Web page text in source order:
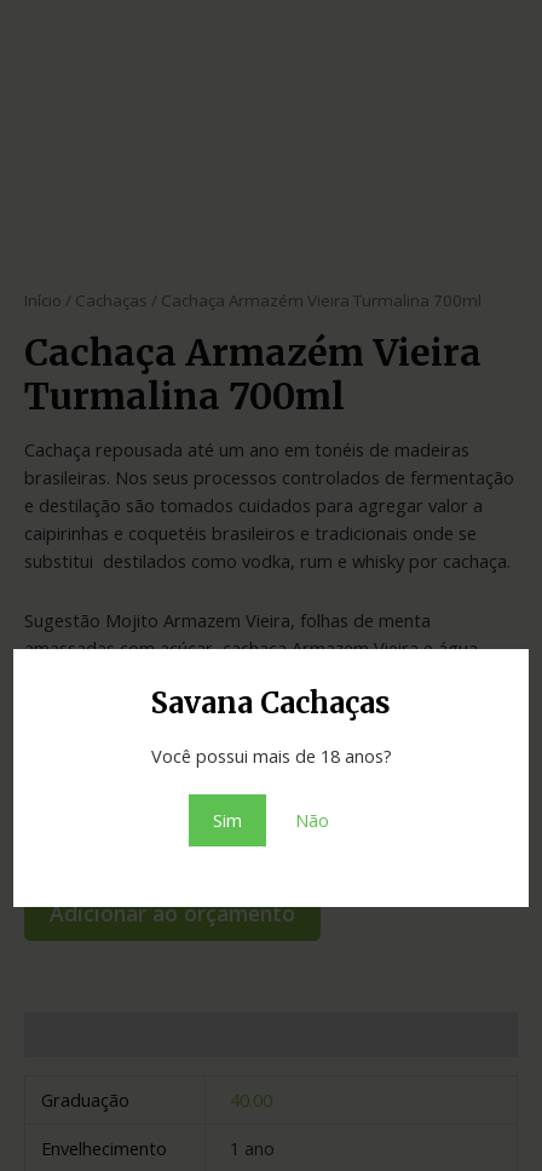
Savana Cachaças
Você possui mais de 18 anos?
Sim Não
Início / Cachaças / Cachaça Armazém Vieira Turmalina 700ml
Cachaça Armazém Vieira
Turmalina 700ml
Cachaça repousada até um ano em tonéis de madeiras
brasileiras. Nos seus processos controlados de fermentação
e destilação são tomados cuidados para agregar valor a
caipirinhas e coquetéis brasileiros e tradicionais onde se
substitui destilados como vodka, rum e whisky por cachaça.
Sugestão Mojito Armazem Vieira, folhas de menta
amassadas com açúcar, cachaça Armazem Vieira e água
Categoria:
Adicionar ao orçamento
Graduação
40.00
Envelhecimento
1 ano